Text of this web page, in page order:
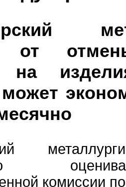
от
на
комиссии